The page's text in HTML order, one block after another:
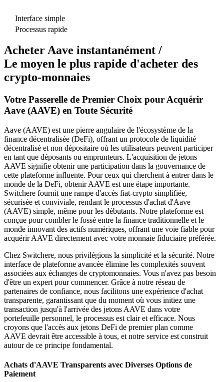
Interface simple
Processus rapide
Acheter Aave instantanément /
Le moyen le plus rapide d'acheter des
crypto-monnaies
Votre Passerelle de Premier Choix pour Acquérir
Aave (AAVE) en Toute Sécurité
Aave (AAVE) est une pierre angulaire de l'écosystème de la
finance décentralisée (DeFi), offrant un protocole de liquidité
décentralisé et non dépositaire où les utilisateurs peuvent participer
en tant que déposants ou emprunteurs. L'acquisition de jetons
AAVE signifie obtenir une participation dans la gouvernance de
cette plateforme influente. Pour ceux qui cherchent à entrer dans le
monde de la DeFi, obtenir AAVE est une étape importante.
Switchere fournit une rampe d'accès fiat-crypto simplifiée,
sécurisée et conviviale, rendant le processus d'achat d'Aave
(AAVE) simple, même pour les débutants. Notre plateforme est
conçue pour combler le fossé entre la finance traditionnelle et le
monde innovant des actifs numériques, offrant une voie fiable pour
acquérir AAVE directement avec votre monnaie fiduciaire préférée.
Chez Switchere, nous privilégions la simplicité et la sécurité. Notre
interface de plateforme avancée élimine les complexités souvent
associées aux échanges de cryptomonnaies. Vous n'avez pas besoin
d'être un expert pour commencer. Grâce à notre réseau de
partenaires de confiance, nous facilitons une expérience d'achat
transparente, garantissant que du moment où vous initiez une
transaction jusqu'à l'arrivée des jetons AAVE dans votre
portefeuille personnel, le processus est clair et efficace. Nous
croyons que l'accès aux jetons DeFi de premier plan comme
AAVE devrait être accessible à tous, et notre service est construit
autour de ce principe fondamental.
Achats d'AAVE Transparents avec Diverses Options de
Paiement